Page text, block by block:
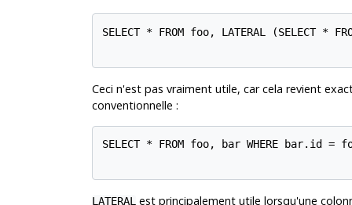
SELECT * FROM foo, LATERAL (SELECT *
Ceci n'est pas vraiment utile, car cela revient
conventionnelle :
SELECT * FROM foo, bar WHERE bar.id =
LATERAL est principalement utile lorsqu'une